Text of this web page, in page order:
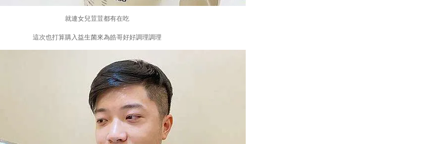
就連女兒荳荳都有在吃
這次也打算購入益生菌來為皓哥好好調理調理